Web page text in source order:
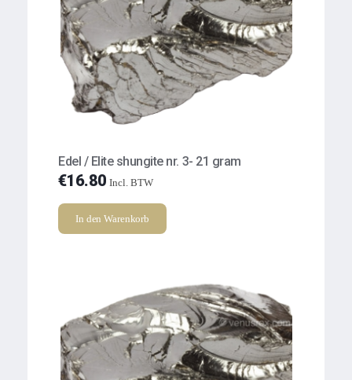
Edel / Elite shungite nr. 3- 21 gram
€16.80 Incl. BTW
In den Warenkorb